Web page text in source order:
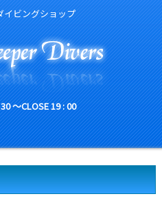
イビングショップ
～CLOSE 19 : 00